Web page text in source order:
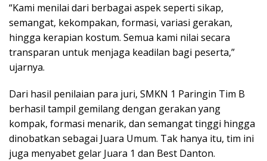
“Kami menilai dari berbagai aspek seperti sikap,
semangat, kekompakan, formasi, variasi gerakan,
hingga kerapian kostum. Semua kami nilai secara
transparan untuk menjaga keadilan bagi peserta,”
ujarnya.
Dari hasil penilaian para juri, SMKN 1 Paringin Tim B
berhasil tampil gemilang dengan gerakan yang
kompak, formasi menarik, dan semangat tinggi hingga
dinobatkan sebagai Juara Umum. Tak hanya itu, tim ini
juga menyabet gelar Juara 1 dan Best Danton.